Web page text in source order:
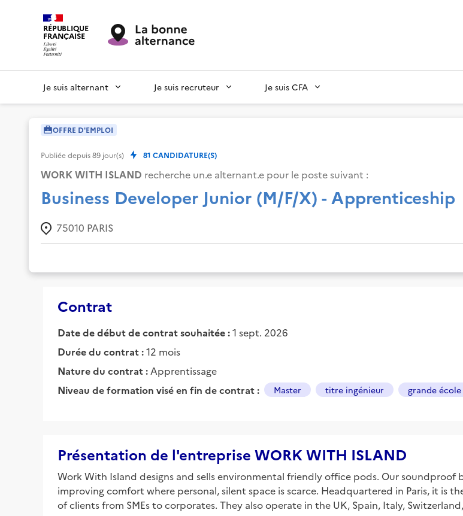
RÉPUBLIQUE
FRANÇAISE
Je suis alternant Je suis recruteur Je suis CFA
OFFRE D'EMPLOI
Publiée depuis89 jour(s) 81 CANDIDATURE(S)
WORK WITH ISLAND recherche un.e alternant.e pour le poste suivant :
Business Developer Junior (M/F/X) - Apprenticeship
75010 PARIS
Contrat
Date de début de contrat souhaitée :1 sept. 2026
Durée du contrat :12 mois
Nature du contrat : Apprentissage
Niveau de formation visé en fin de contrat :
Master titre ingénieur grande école
Présentation de l'entreprise WORK WITH ISLAND
Work With Island designs and sells environmental friendly office pods. Our
improving comfort where personal, silent space is scarce. Headquartered in Paris, it is
of clients from SMEs to corporates. They also operate in the UK, Spain, Italy,